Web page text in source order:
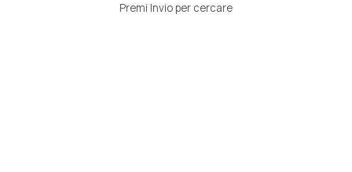
Premi Invio per cercare